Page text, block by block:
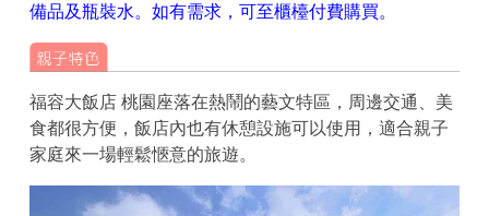
備品及瓶裝水。如有需求，可至櫃檯付費購買。
福容大飯店 桃園座落在熱鬧的藝文特區，周邊交通、美
食都很方便，飯店內也有休憩設施可以使用，適合親子
家庭來一場輕鬆愜意的旅遊。